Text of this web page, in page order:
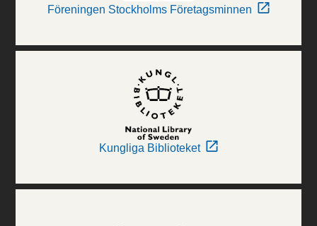
Föreningen Stockholms Företagsminnen
Kungliga Biblioteket